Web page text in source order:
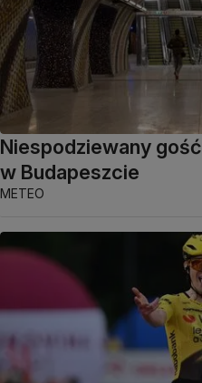
Niespodziewany
w Budapeszcie
METEO